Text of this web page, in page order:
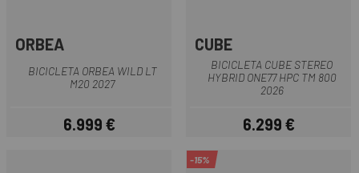
ORBEA
BICICLETA ORBEA WILD LT
M20 2027
Preu
6.999 €
CUBE
BICICLETA CUBE STEREO
HYBRID ONE77 HPC TM 800
2026
Preu
6.299 €
-15%